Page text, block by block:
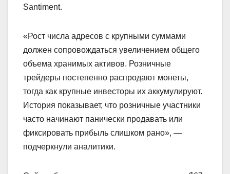
Santiment.
«Рост числа адресов с крупными суммами
должен сопровождаться увеличением общего
объема хранимых активов. Розничные
трейдеры постепенно распродают монеты,
тогда как крупные инвесторы их аккумулируют.
История показывает, что розничные участники
часто начинают панически продавать или
фиксировать прибыль слишком рано», —
подчеркнули аналитики.